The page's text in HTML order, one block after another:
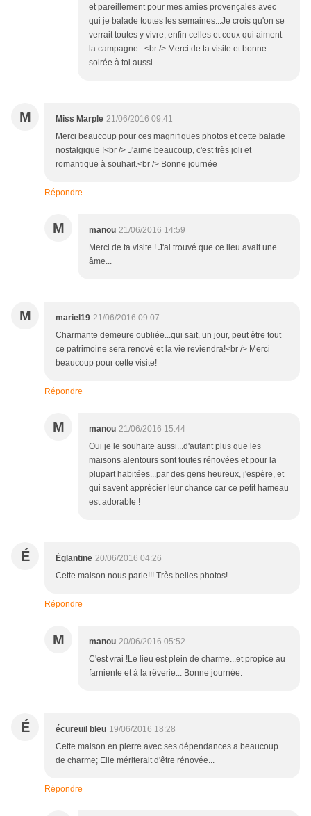
et pareillement pour mes amies provençales avec
qui je balade toutes les semaines...Je crois qu'on se
verrait toutes y vivre, enfin celles et ceux qui aiment
la campagne...<br /> Merci de ta visite et bonne
soirée à toi aussi.
M Miss Marple 21/06/2016 09:41
Merci beaucoup pour ces magnifiques photos et cette balade
nostalgique !<br /> J'aime beaucoup, c'est très joli et
romantique à souhait.<br /> Bonne journée
Répondre
M manou 21/06/2016 14:59
Merci de ta visite ! J'ai trouvé que ce lieu avait une
âme...
M mariel19 21/06/2016 09:07
Charmante demeure oubliée...qui sait, un jour, peut être tout
ce patrimoine sera renové et la vie reviendra!<br /> Merci
beaucoup pour cette visite!
Répondre
M manou 21/06/2016 15:44
Oui je le souhaite aussi...d'autant plus que les
maisons alentours sont toutes rénovées et pour la
plupart habitées...par des gens heureux, j'espère, et
qui savent apprécier leur chance car ce petit hameau
est adorable !
É Églantine 20/06/2016 04:26
Cette maison nous parle!!! Très belles photos!
Répondre
M manou 20/06/2016 05:52
C'est vrai !Le lieu est plein de charme...et propice au
farniente et à la rêverie... Bonne journée.
É écureuil bleu 19/06/2016 18:28
Cette maison en pierre avec ses dépendances a beaucoup
de charme; Elle mériterait d'être rénovée...
Répondre